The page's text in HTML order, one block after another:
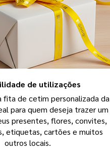
de utilizações
fita de cetim personalizada da
para quem deseja trazer um
presentes, flores, convites,
etiquetas, cartões e muitos
outros locais.